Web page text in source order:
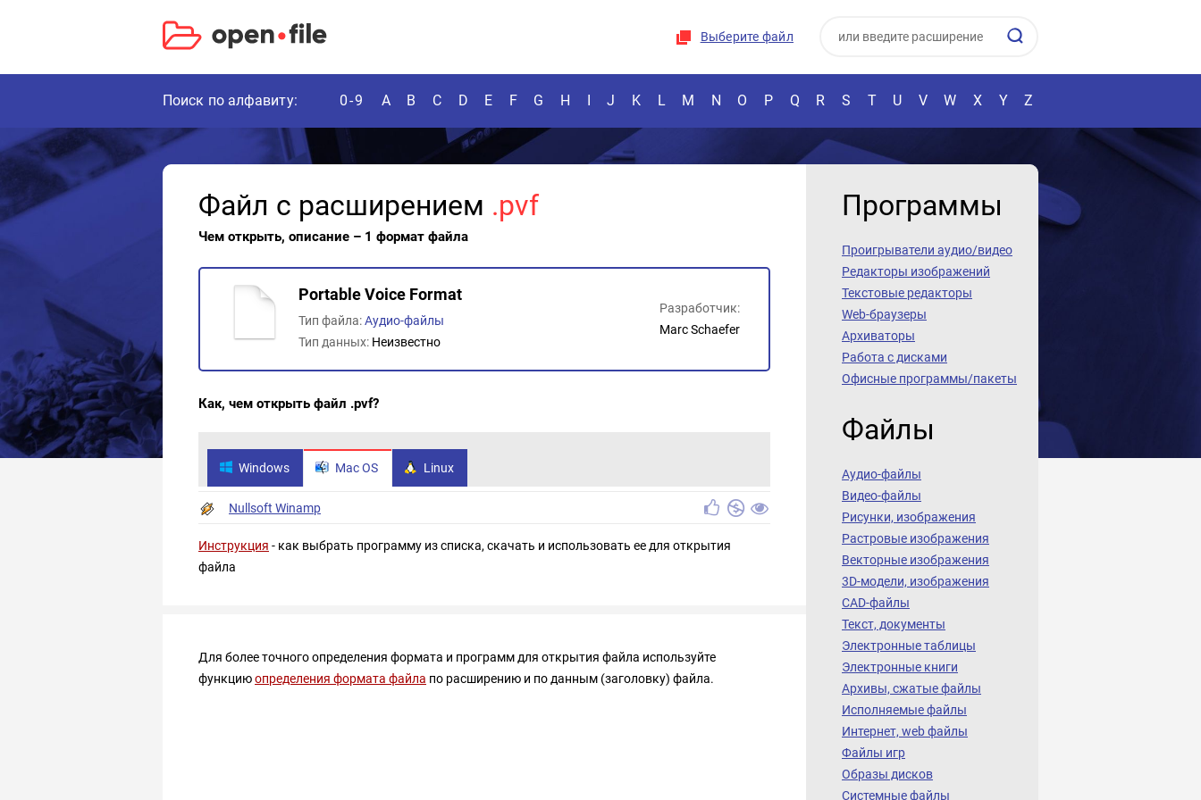
Выберите файл
Поиск по алфавиту: 0-9 A B C D E F G H I J K L M N O P Q R S T U V W X Y Z
Файл с расширением .pvf
Чем открыть, описание – 1 формат файла
Portable Voice Format
Тип файла:Аудио-файлы
Тип данных: Неизвестно
Разработчик:
Marc Schaefer
Как, чем открыть файл .pvf?
Windows Mac OS Linux
Nullsoft Winamp
Инструкция - как выбрать программу из списка, скачать и использовать ее для открытия
файла
Для более точного определения формата и программ для открытия файла используйте
функциюопределения формата файла по расширению и по данным (заголовку) файла.
Программы
Проигрыватели аудио/видео
Редакторы изображений
Текстовые редакторы
Web-браузеры
Архиваторы
Работа с дисками
Офисные программы/пакеты
Файлы
Аудио-файлы
Видео-файлы
Рисунки, изображения
Растровые изображения
Векторные изображения
3D-модели, изображения
CAD-файлы
Текст, документы
Электронные таблицы
Электронные книги
Архивы, сжатые файлы
Исполняемые файлы
Интернет, web файлы
Файлы игр
Образы дисков
Системные файлы